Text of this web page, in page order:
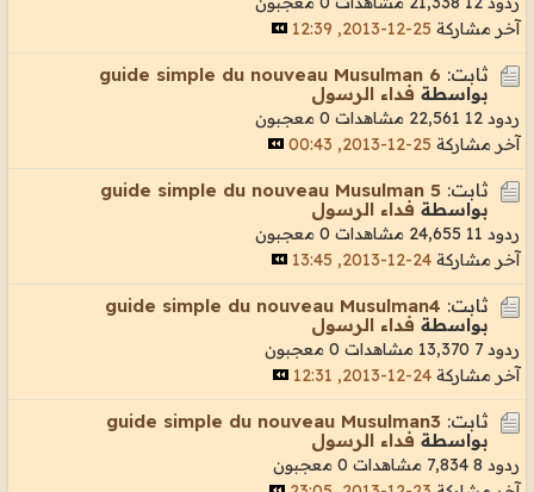
آخر مشاركة 25-12-2013, 12:39
ثابت: guide simple du nouveau Musulman 6
بواسطة فداء الرسول
ردود 12 22,561 مشاهدات
0 معجبون
آخر مشاركة 25-12-2013, 00:43
ثابت: guide simple du nouveau Musulman 5
بواسطة فداء الرسول
ردود 11 24,655 مشاهدات
0 معجبون
آخر مشاركة 24-12-2013, 13:45
ثابت: guide simple du nouveau Musulman4
بواسطة فداء الرسول
ردود 7 13,370 مشاهدات
0 معجبون
آخر مشاركة 24-12-2013, 12:31
ثابت: guide simple du nouveau Musulman3
بواسطة فداء الرسول
ردود 8 7,834 مشاهدات
0 معجبون